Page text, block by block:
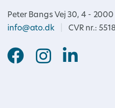
Peter Bangs Vej 30, 4 -
info@ato.dk
CVR nr.: